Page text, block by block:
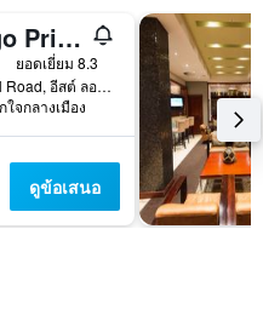
Mpongo Private Game Reserve Hotel
ยอดเยี่ยม 8.3
N6 National Road, อีสต์ ลอนดอน, อีสเทิร์น เคป, แอฟริกาใต้
จกลางเมือง
ดูข้อเสนอ